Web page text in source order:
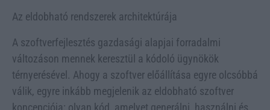
Az eldobható rendszerek architektúrája
A szoftverfejlesztés gazdasági alapjai forradalmi
változáson mennek keresztül a kódoló ügynökök
térnyerésével. Ahogy a szoftver előállítása egyre olcsóbbá
válik, egyre inkább megjelenik az eldobható szoftver
koncepciója: olyan kód, amelyet generálni, használni és